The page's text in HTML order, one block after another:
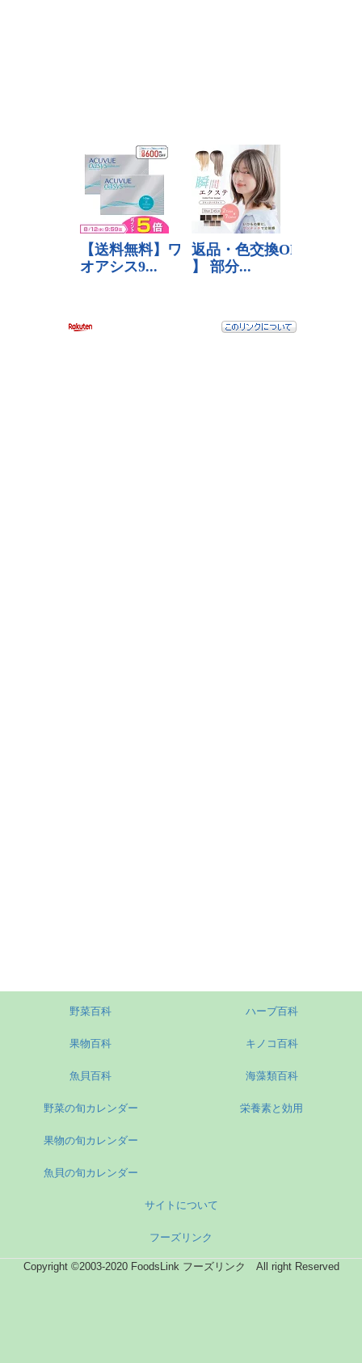
野菜百科
果物百科
魚貝百科
ハーブ百科
キノコ百科
海藻類百科
野菜の旬カレンダー
果物の旬カレンダー
魚貝の旬カレンダー
栄養素と効用
サイトについて
フーズリンク
Copyright ©2003-2020 FoodsLink フーズリンク All right Reserved